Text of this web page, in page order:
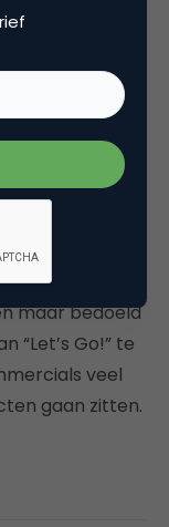
een flink
plaatje
en die
commercial
dat is een
gerealiseerd
me zo voor
maar bedoeld
“Let’s Go!” te
veel
gaan zitten.